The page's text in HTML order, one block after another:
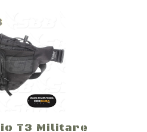
T3 Militare